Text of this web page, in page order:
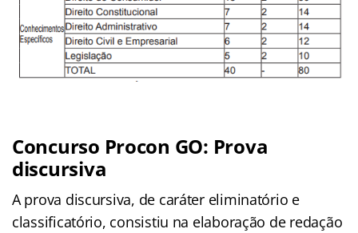
Concurso Procon GO: Prova
discursiva
A prova discursiva, de caráter eliminatório e
classificatório, consistiu na elaboração de redação